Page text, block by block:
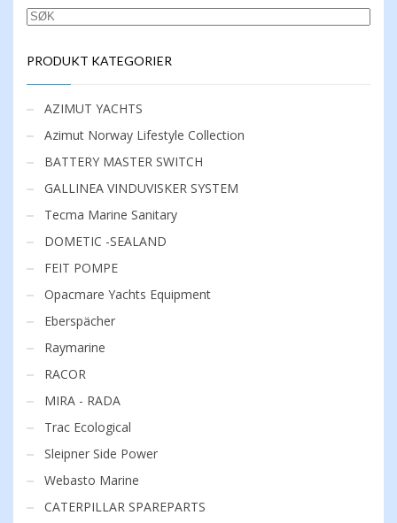
SØK
PRODUKT KATEGORIER
AZIMUT YACHTS
Azimut Norway Lifestyle Collection
BATTERY MASTER SWITCH
GALLINEA VINDUVISKER SYSTEM
Tecma Marine Sanitary
DOMETIC -SEALAND
FEIT POMPE
Opacmare Yachts Equipment
Eberspächer
Raymarine
RACOR
MIRA - RADA
Trac Ecological
Sleipner Side Power
Webasto Marine
CATERPILLAR SPAREPARTS